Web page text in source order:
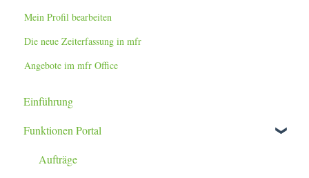
Mein Profil bearbeiten
Die neue Zeiterfassung in mfr
Angebote im mfr Office
Einführung
Funktionen Portal
Aufträge